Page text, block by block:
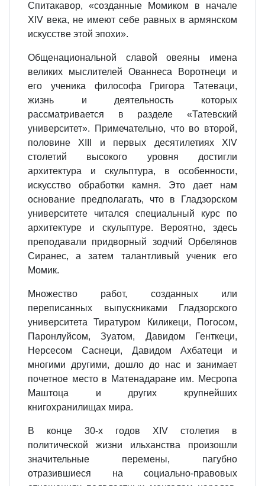
Спитакавор, «созданные Момиком в начале
XIV века, не имеют себе равных в армянском
искусстве этой эпохи».
Общенациональной славой овеяны имена
великих мыслителей Ованнеса Воротнеци и
его ученика философа Григора Татеваци,
жизнь и деятельность которых
рассматривается в разделе «Татевский
университет». Примечательно, что во второй,
половине XIII и первых десятилетиях XIV
столетий высокого уровня достигли
архитектура и скульптура, в особенности,
искусство обработки камня. Это дает нам
основание предполагать, что в Гладзорском
университете читался специальный курс по
архитектуре и скульптуре. Вероятно, здесь
преподавали придворный зодчий Орбелянов
Сиранес, а затем талантливый ученик его
Момик.
Множество работ, созданных или
переписанных выпускниками Гладзорского
университета Тиратуром Киликеци, Погосом,
Паронлуйсом, Зуатом, Давидом Генткеци,
Нерсесом Саснеци, Давидом Ахбатеци и
многими другими, дошло до нас и занимает
почетное место в Матенадаране им. Mecpoпа
Маштоца и других крупнейших
книгохранилищах мира.
В конце 30-х годов XIV столетия в
политической жизни ильханства произошли
значительные перемены, пагубно
отразившиеся на социально-правовых